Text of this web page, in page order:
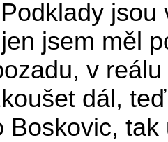
jsem měl
v
dál,
Boskovic, tak